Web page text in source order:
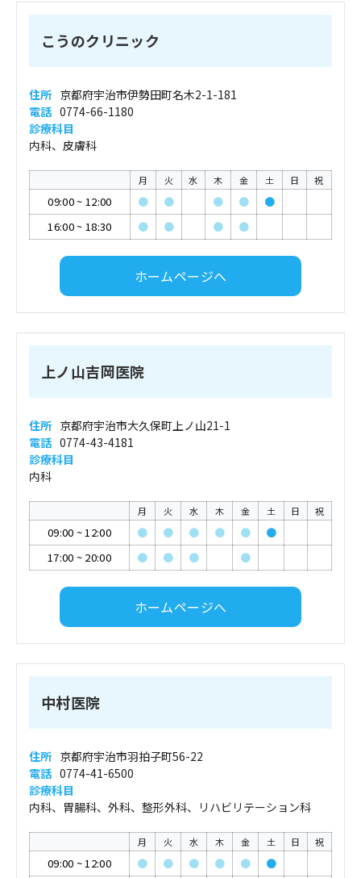
こうのクリニック
住所 京都府宇治市伊勢田町名木2-1-181
電話 0774-66-1180
診療科目
内科、皮膚科
月 火 水 木 金 土 日 祝
09:00~ 12:00 ● ● ● ●
●
16:00~ 18:30 ● ● ● ●
ホームページへ
上ノ山吉岡医院
住所 京都府宇治市大久保町上ノ山21-1
電話 0774-43-4181
診療科目
内科
月 火 水 木 金 土 日 祝
09:00 ~12:00 ● ● ● ● ●
●
17:00 ~ 20:00 ● ● ● ●
ホームページへ
中村医院
住所 京都府宇治市羽拍子町56-22
電話 0774-41-6500
診療科目
内科、胃腸科、外科、整形外科、リハビリテーション科
月 火 水 木 金 土 日 祝
09:00 ~12:00 ● ● ● ● ●
●